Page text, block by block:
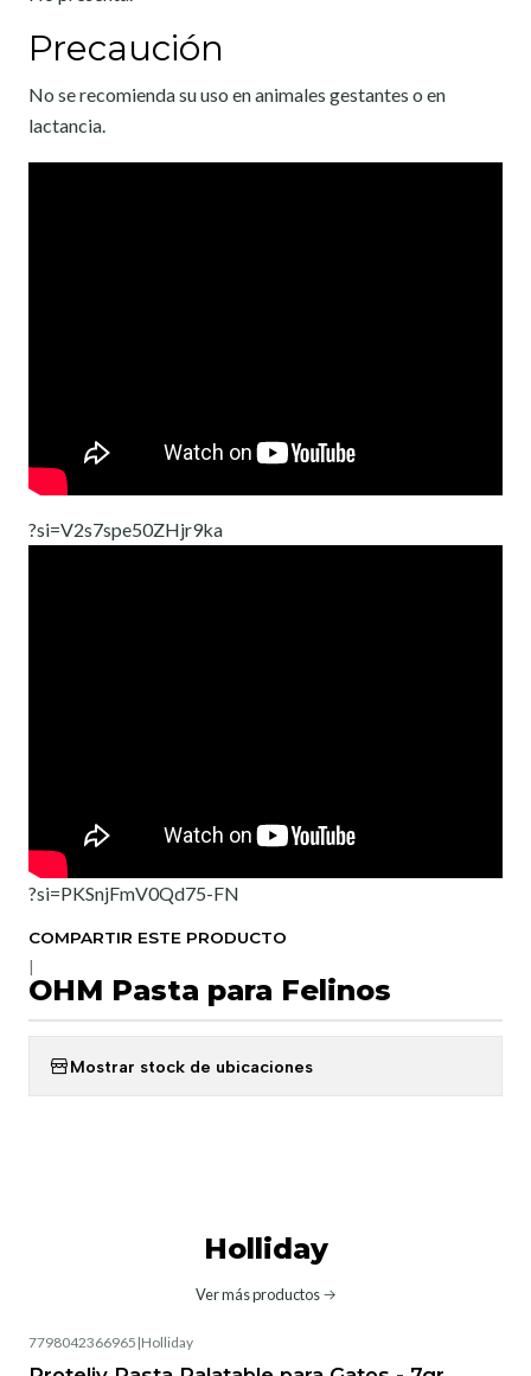
Precaución
No se recomienda su uso en animales gestantes o en
lactancia.
?si=V2s7spe50ZHjr9ka
?si=PKSnjFmV0Qd75-FN
COMPARTIR ESTE PRODUCTO
OHM Pasta para Felinos
Mostrar stock de ubicaciones
Holliday
Ver más productos
7798042366965 |Holliday